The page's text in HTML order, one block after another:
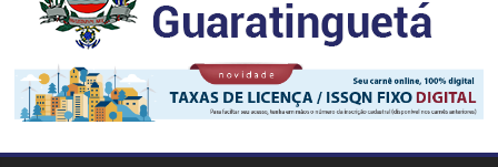
editais da PNAB
Guaratinguetá realizará ação de vacinação contra a Febre
Amarela na região da Rocinha
Prefeitura
Estância